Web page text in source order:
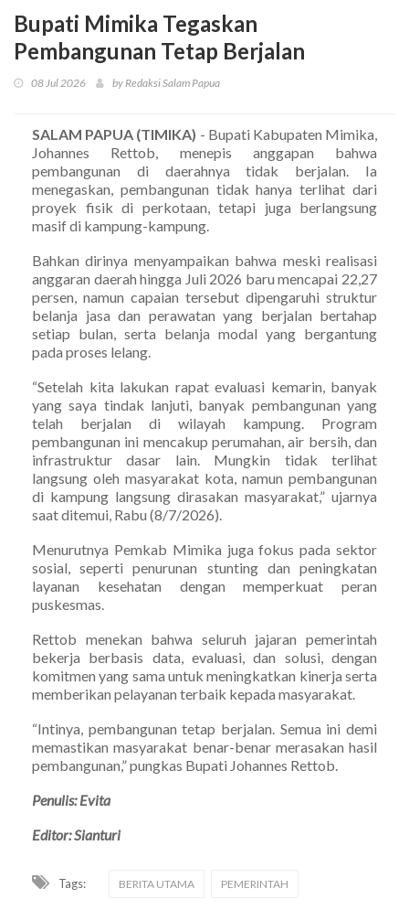
Bupati Mimika Tegaskan
Pembangunan Tetap Berjalan
08 Jul 2026 by Redaksi Salam Papua
SALAM PAPUA (TIMIKA) - Bupati Kabupaten Mimika,
Johannes Rettob, menepis anggapan bahwa
pembangunan di daerahnya tidak berjalan. Ia
menegaskan, pembangunan tidak hanya terlihat dari
proyek fisik di perkotaan, tetapi juga berlangsung
masif di kampung-kampung.
Bahkan dirinya menyampaikan bahwa meski realisasi
anggaran daerah hingga Juli 2026 baru mencapai 22,27
persen, namun capaian tersebut dipengaruhi struktur
belanja jasa dan perawatan yang berjalan bertahap
setiap bulan, serta belanja modal yang bergantung
pada proses lelang.
“Setelah kita lakukan rapat evaluasi kemarin, banyak
yang saya tindak lanjuti, banyak pembangunan yang
telah berjalan di wilayah kampung. Program
pembangunan ini mencakup perumahan, air bersih, dan
infrastruktur dasar lain. Mungkin tidak terlihat
langsung oleh masyarakat kota, namun pembangunan
di kampung langsung dirasakan masyarakat,” ujarnya
saat ditemui, Rabu (8/7/2026).
Menurutnya Pemkab Mimika juga fokus pada sektor
sosial, seperti penurunan stunting dan peningkatan
layanan kesehatan dengan memperkuat peran
puskesmas.
Rettob menekan bahwa seluruh jajaran pemerintah
bekerja berbasis data, evaluasi, dan solusi, dengan
komitmen yang sama untuk meningkatkan kinerja serta
memberikan pelayanan terbaik kepada masyarakat.
“Intinya, pembangunan tetap berjalan. Semua ini demi
memastikan masyarakat benar-benar merasakan hasil
pembangunan,” pungkas Bupati Johannes Rettob.
Penulis: Evita
Editor: Sianturi
Tags: BERITA UTAMA PEMERINTAH